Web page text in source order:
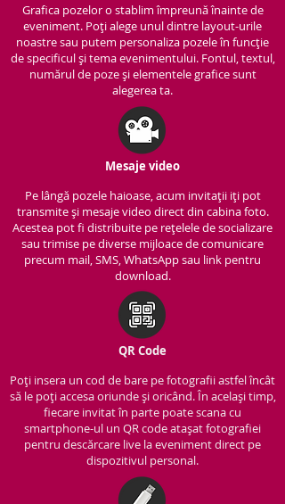
Grafica pozelor o stablim împreună înainte de
eveniment. Poți alege unul dintre layout-urile
noastre sau putem personaliza pozele în funcție
de specificul și tema evenimentului. Fontul, textul,
numărul de poze și elementele grafice sunt
alegerea ta.
Mesaje video
Pe lângă pozele haioase, acum invitații iți pot
transmite și mesaje video direct din cabina foto.
Acestea pot fi distribuite pe rețelele de socializare
sau trimise pe diverse mijloace de comunicare
precum mail, SMS, WhatsApp sau link pentru
download.
QR Code
Poți insera un cod de bare pe fotografii astfel încât
să le poți accesa oriunde și oricând. În același timp,
fiecare invitat în parte poate scana cu
smartphone-ul un QR code atașat fotografiei
pentru descărcare live la eveniment direct pe
dispozitivul personal.